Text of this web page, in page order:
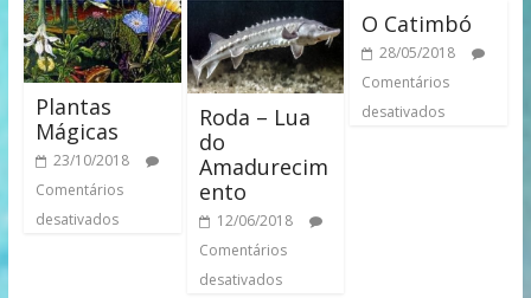
Plantas
Mágicas
23/10/2018
Comentários
desativados
Roda – Lua
do
Amadurecim
ento
12/06/2018
Comentários
desativados
O Catimbó
28/05/2018
Comentários
desativados